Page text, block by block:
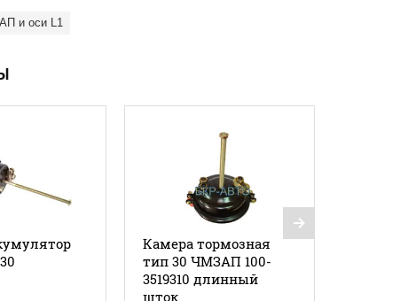
и оси L1
Камера тормозная
тип 30 ЧМЗАП 100-
3519310 длинный
шток